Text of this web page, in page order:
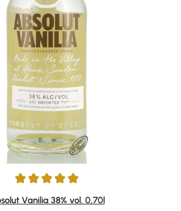
von 5 von 5 Sternen
Vanilia 38% vol. 0,70l